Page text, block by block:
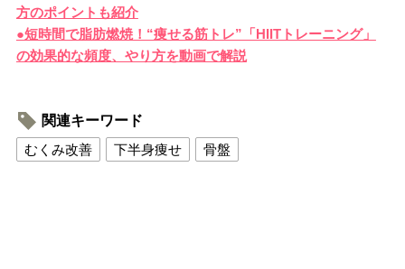
方のポイントも紹介
●短時間で脂肪燃焼！“痩せる筋トレ”「HIITトレーニング」
の効果的な頻度、やり方を動画で解説
関連キーワード
むくみ改善
下半身痩せ 骨盤